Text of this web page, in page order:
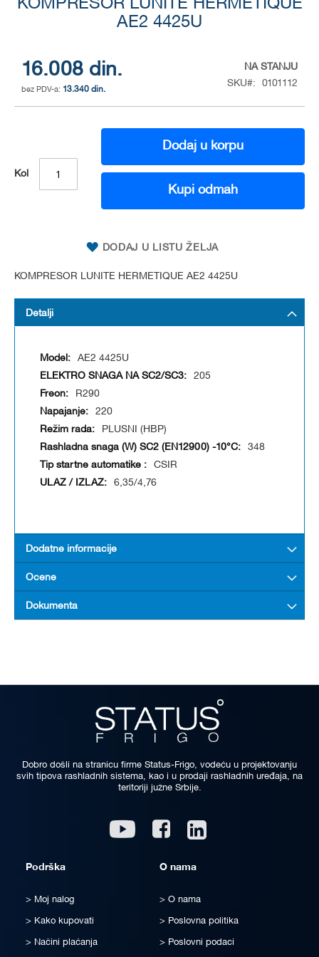
KOMPRESOR LUNITE HERMETIQUE
AE2 4425U
16.008 din.
13.340 din.
NA STANJU
SKU
0101112
Kol
Dodaj u korpu
Kupi odmah
DODAJ U LISTU ŽELJA
KOMPRESOR LUNITE HERMETIQUE AE2 4425U
the
images
gallery
Detalji
AE2 4425U
205
R290
220
PLUSNI (HBP)
348
CSIR
6,35/4,76
Dodatne informacije
Ocene
Dokumenta
Dobro došli na stranicu firme Status-Frigo, vodeću u projektovanju
svih tipova rashladnih sistema, kao i u prodaji rashladnih uređaja, na
teritoriji južne Srbije.
Youtube Facebook
Podrška
Moj nalog
Kako kupovati
Načini plaćanja
O nama
O nama
Poslovna politika
Poslovni podaci